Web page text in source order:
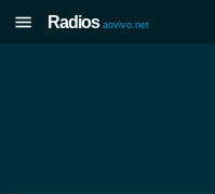
Radios aovivo.net